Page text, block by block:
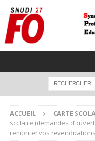
ACCUEIL CARTE
scolaire (demandes
remonter vos